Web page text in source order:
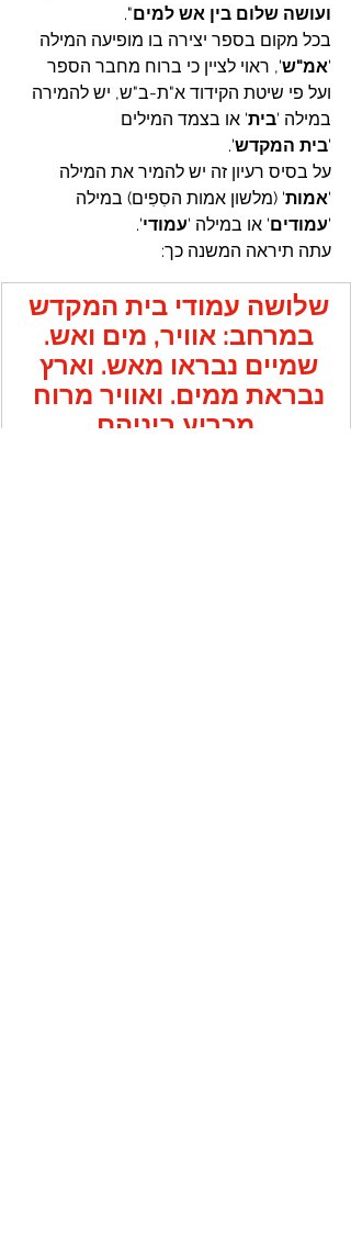
ועושה שלום בין אש למים".
בכל מקום בספר יצירה בו מופיעה המילה
'אמ"ש', ראוי לציין כי ברוח מחבר הספר
ועל פי שיטת הקידוד א"ת-ב"ש, יש להמירה
במילה 'בית' או בצמד המילים
'בית המקדש'.
על בסיס רעיון זה יש להמיר את המילה
'אמות' (מלשון אמות הסִפִים) במילה
'עמודים' או במילה 'עמודי'.
עתה תיראה המשנה כך:
שלושה עמודי בית המקדש
במרחב: אוויר, מים ואש.
שמיים נבראו מאש. וארץ
נבראת ממים. ואוויר מרוח
מכריע ביניהם